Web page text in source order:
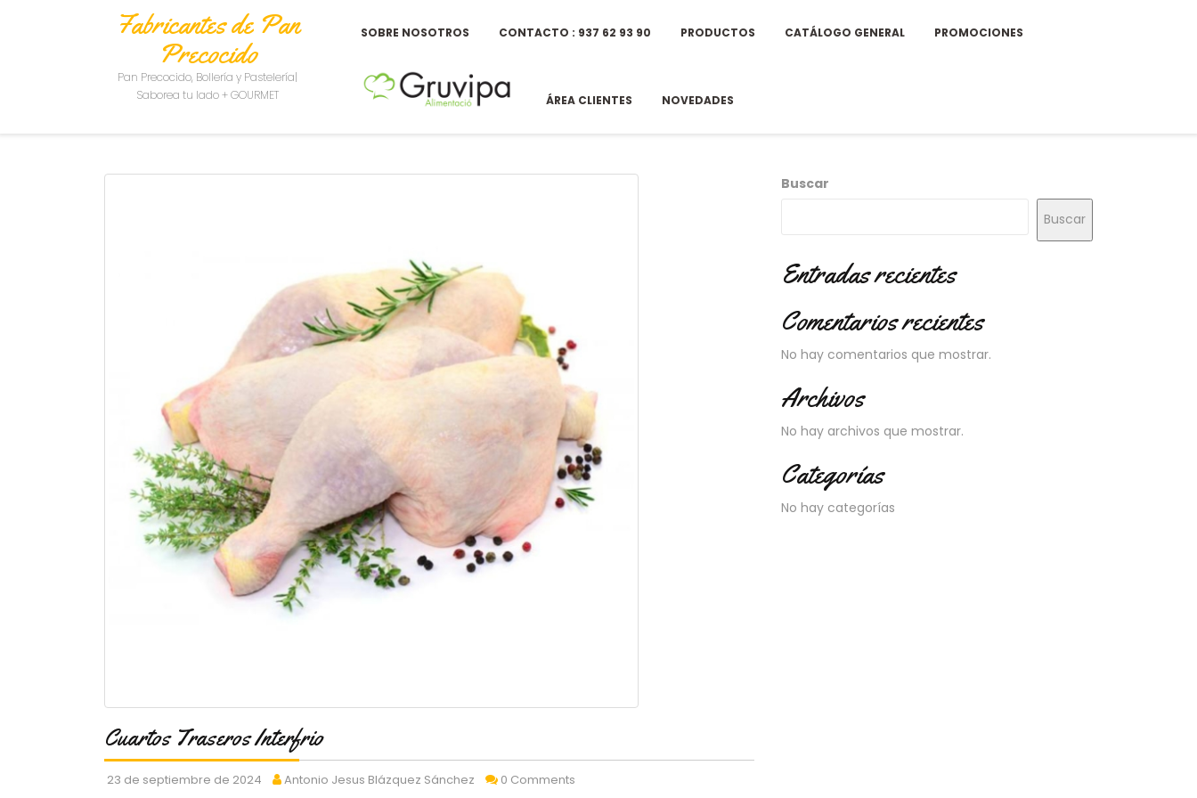
Fabricantes de Pan
Precocido
Pan Precocido, Bollería y Pastelería|
Saborea tu lado + GOURMET
SOBRE NOSOTROS CONTACTO : 937 62 93 90 PRODUCTOS CATÁLOGO GENERAL PROMOCIONES
ÁREA CLIENTES NOVEDADES
Cuartos Traseros Interfrio
23 de septiembre de 2024 Antonio Jesus Blázquez Sánchez 0 Comments
Buscar
Buscar
Entradas recientes
Comentarios recientes
No hay comentarios que mostrar.
Archivos
No hay archivos que mostrar.
Categorías
No hay categorías